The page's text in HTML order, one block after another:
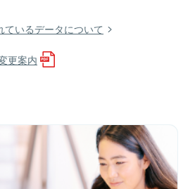
いるデータについて
更案内